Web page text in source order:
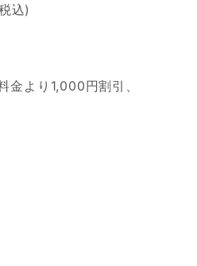
込)
より1,000円割引、